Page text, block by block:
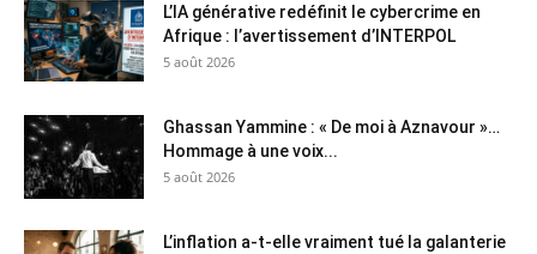
L’IA générative redéfinit le cybercrime en
Afrique : l’avertissement d’INTERPOL
5 août 2026
Ghassan Yammine : « De moi à Aznavour »…
Hommage à une voix...
5 août 2026
L’inflation a-t-elle vraiment tué la galanterie